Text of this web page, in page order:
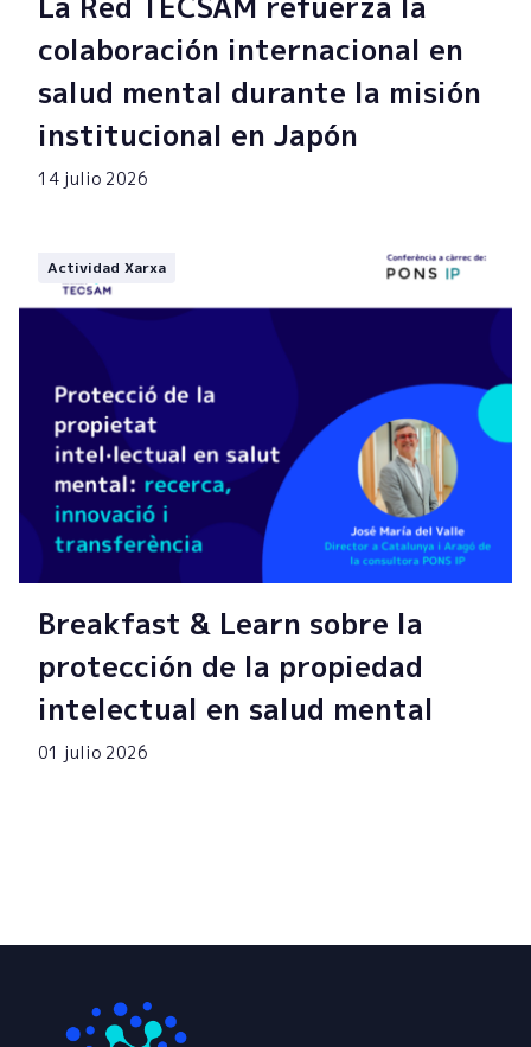
colaboración internacional en
salud mental durante la misión
institucional en Japón
14 julio 2026
Actividad Xarxa
Breakfast & Learn sobre la
protección de la propiedad
intelectual en salud mental
01 julio 2026